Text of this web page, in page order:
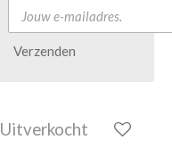
Verzenden
Uitverkocht